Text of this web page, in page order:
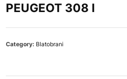
PEUGEOT 308 I
Category: Blatobrani